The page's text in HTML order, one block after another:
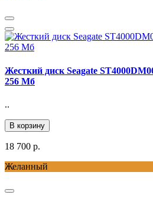
Жесткий диск Seagate
256 Мб
..
В корзину
18 700 р.
Желанный